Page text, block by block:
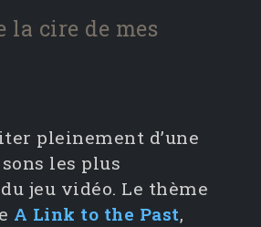
la cire de mes
pleinement d’une
les plus
jeu vidéo. Le thème
A Link to the Past,